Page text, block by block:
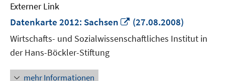
Externer Link
Datenkarte 2012: Sachsen
In
neuem
Fenster
(27.08.2008)
Wirtschafts- und Sozialwissenschaftliches Institut in
der Hans-Böckler-Stiftung
mehr Informationen